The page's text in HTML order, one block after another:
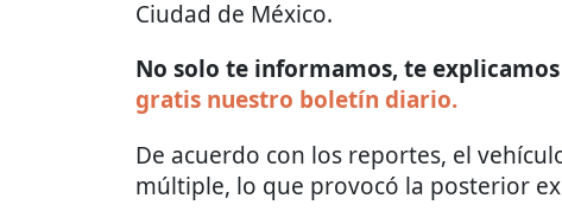
Ciudad de México.
No solo te informamos, te
gratis nuestro boletín diario.
De acuerdo con los reportes, el
múltiple, lo que provocó la posterior